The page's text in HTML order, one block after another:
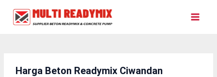
Harga Beton Readymix Ciwandan